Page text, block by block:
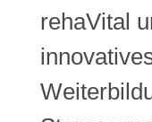
rehaVital